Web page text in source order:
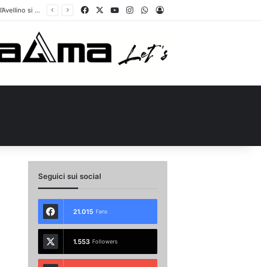
Una notte di enorme passione biancoverde in Piazza Libertà: l’Avellino si proietta verso la nuova stagione FacebookYou TubeInstagramWhatsApp
Accedi
Seguici sui social
21.015 Fans
1.553 Followers